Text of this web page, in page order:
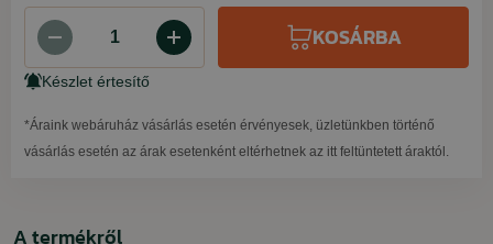
KOSÁRBA
Készlet értesítő
*Áraink webáruház vásárlás esetén érvényesek, üzletünkben történő
vásárlás esetén az árak esetenként eltérhetnek az itt feltüntetett áraktól.
A termékről